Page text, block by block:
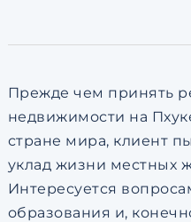
Прежде чем принять
недвижимости на
стране мира, клиент
уклад жизни местных
Интересуется
образования и,